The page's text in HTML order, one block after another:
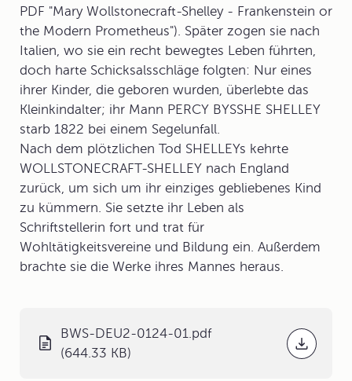
PDF "Mary Wollstonecraft-Shelley - Frankenstein or
the Modern Prometheus"). Später zogen sie nach
Italien, wo sie ein recht bewegtes Leben führten,
doch harte Schicksalsschläge folgten: Nur eines
ihrer Kinder, die geboren wurden, überlebte das
Kleinkindalter; ihr Mann PERCY BYSSHE SHELLEY
starb 1822 bei einem Segelunfall.
Nach dem plötzlichen Tod SHELLEYs kehrte
WOLLSTONECRAFT-SHELLEY nach England
zurück, um sich um ihr einziges gebliebenes Kind
zu kümmern. Sie setzte ihr Leben als
Schriftstellerin fort und trat für
Wohltätigkeitsvereine und Bildung ein. Außerdem
brachte sie die Werke ihres Mannes heraus.
BWS-DEU2-0124-01.pdf
(644.33 KB)